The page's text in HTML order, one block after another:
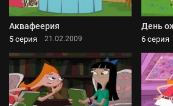
Аквафеерия
5 серия 21.02.2009
День
6 серия